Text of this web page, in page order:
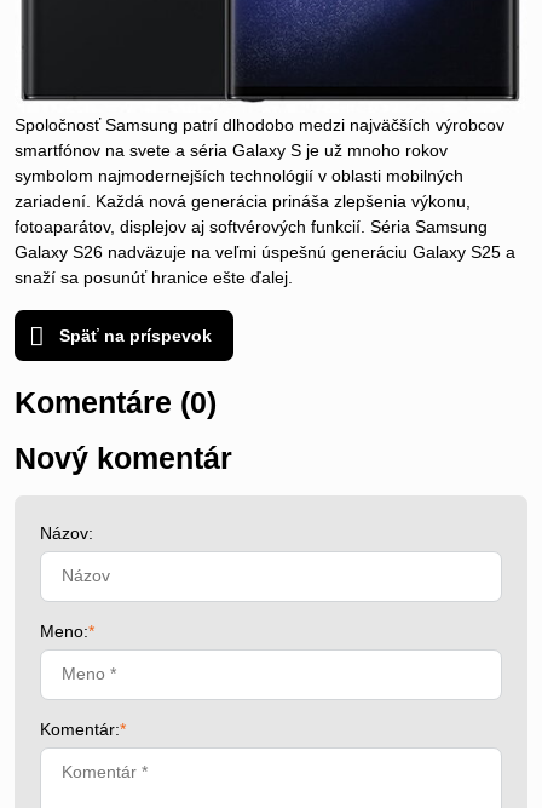
Spoločnosť Samsung patrí dlhodobo medzi najväčších výrobcov
smartfónov na svete a séria Galaxy S je už mnoho rokov
symbolom najmodernejších technológií v oblasti mobilných
zariadení. Každá nová generácia prináša zlepšenia výkonu,
fotoaparátov, displejov aj softvérových funkcií. Séria Samsung
Galaxy S26 nadväzuje na veľmi úspešnú generáciu Galaxy S25 a
snaží sa posunúť hranice ešte ďalej.
Späť na príspevok
Komentáre (0)
Nový komentár
Názov:
Meno:*
Komentár:*